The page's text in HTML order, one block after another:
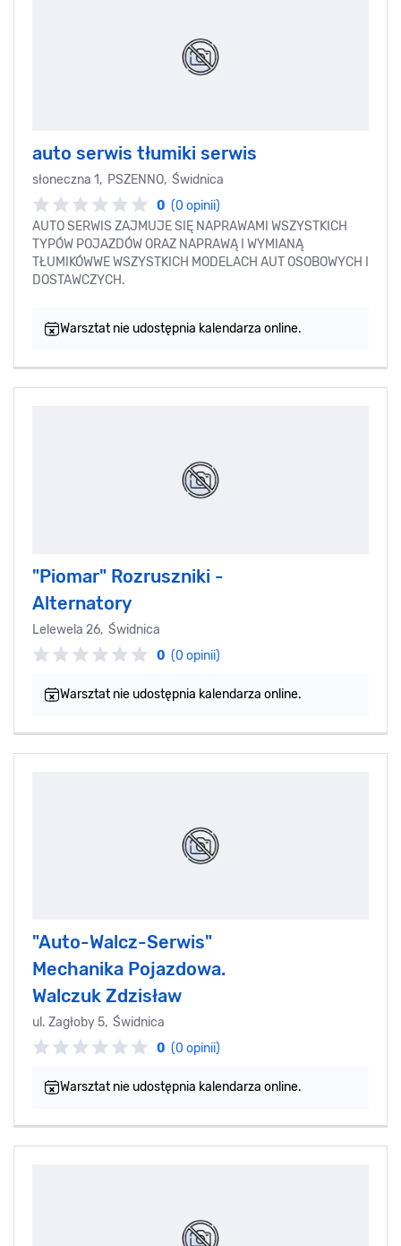
auto serwis tłumiki serwis
słoneczna 1, PSZENNO, Świdnica
0 (0 opinii)
AUTO SERWIS ZAJMUJE SIĘ NAPRAWAMI WSZYSTKICH
TYPÓW POJAZDÓW ORAZ NAPRAWĄ I WYMIANĄ
TŁUMIKÓWWE WSZYSTKICH MODELACH AUT OSOBOWYCH I
DOSTAWCZYCH.
Warsztat nie udostępnia kalendarza online.
"Piomar" Rozruszniki -
Alternatory
Lelewela 26, Świdnica
0 (0 opinii)
Warsztat nie udostępnia kalendarza online.
"Auto-Walcz-Serwis"
Mechanika Pojazdowa.
Walczuk Zdzisław
ul. Zagłoby 5, Świdnica
0 (0 opinii)
Warsztat nie udostępnia kalendarza online.